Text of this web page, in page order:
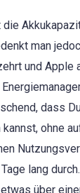
man
und Apple
dass
ohne
lang
über